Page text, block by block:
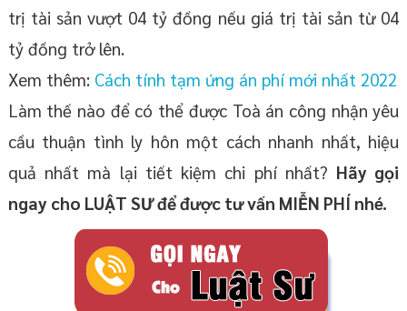
trị tài sản vượt 04 tỷ đồng nếu giá trị tài sản từ 04
tỷ đồng trở lên.
Xem thêm: Cách tính tạm ứng án phí mới nhất 2022
Làm thế nào để có thể được Toà án công nhận yêu
cầu thuận tình ly hôn một cách nhanh nhất, hiệu
quả nhất mà lại tiết kiệm chi phí nhất? Hãy gọi
ngay cho LUẬT SƯ để được tư vấn MIỄN PHÍ nhé.